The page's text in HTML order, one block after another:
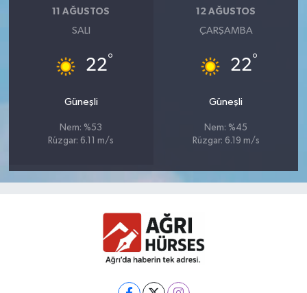
11 AĞUSTOS
SALI
22°
Güneşli
Nem: %53
Rüzgar: 6.11 m/s
12 AĞUSTOS
ÇARŞAMBA
22°
Güneşli
Nem: %45
Rüzgar: 6.19 m/s